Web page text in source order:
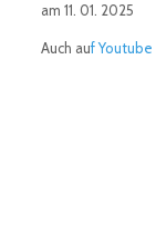
am 11. 01. 2025
Auch auf Youtube